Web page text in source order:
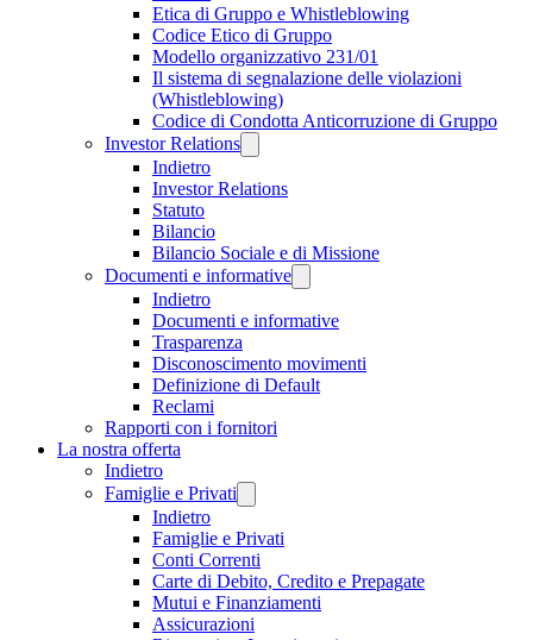
Etica di Gruppo e Whistleblowing
Codice Etico di Gruppo
Modello organizzativo 231/01
Il sistema di segnalazione delle violazioni
(Whistleblowing)
Codice di Condotta Anticorruzione di Gruppo
Investor Relations
Indietro
Investor Relations
Statuto
Bilancio
Bilancio Sociale e di Missione
Documenti e informative
Indietro
Documenti e informative
Trasparenza
Disconoscimento movimenti
Definizione di Default
Reclami
Rapporti con i fornitori
La nostra offerta
Indietro
Famiglie e Privati
Indietro
Famiglie e Privati
Conti Correnti
Carte di Debito, Credito e Prepagate
Mutui e Finanziamenti
Assicurazioni